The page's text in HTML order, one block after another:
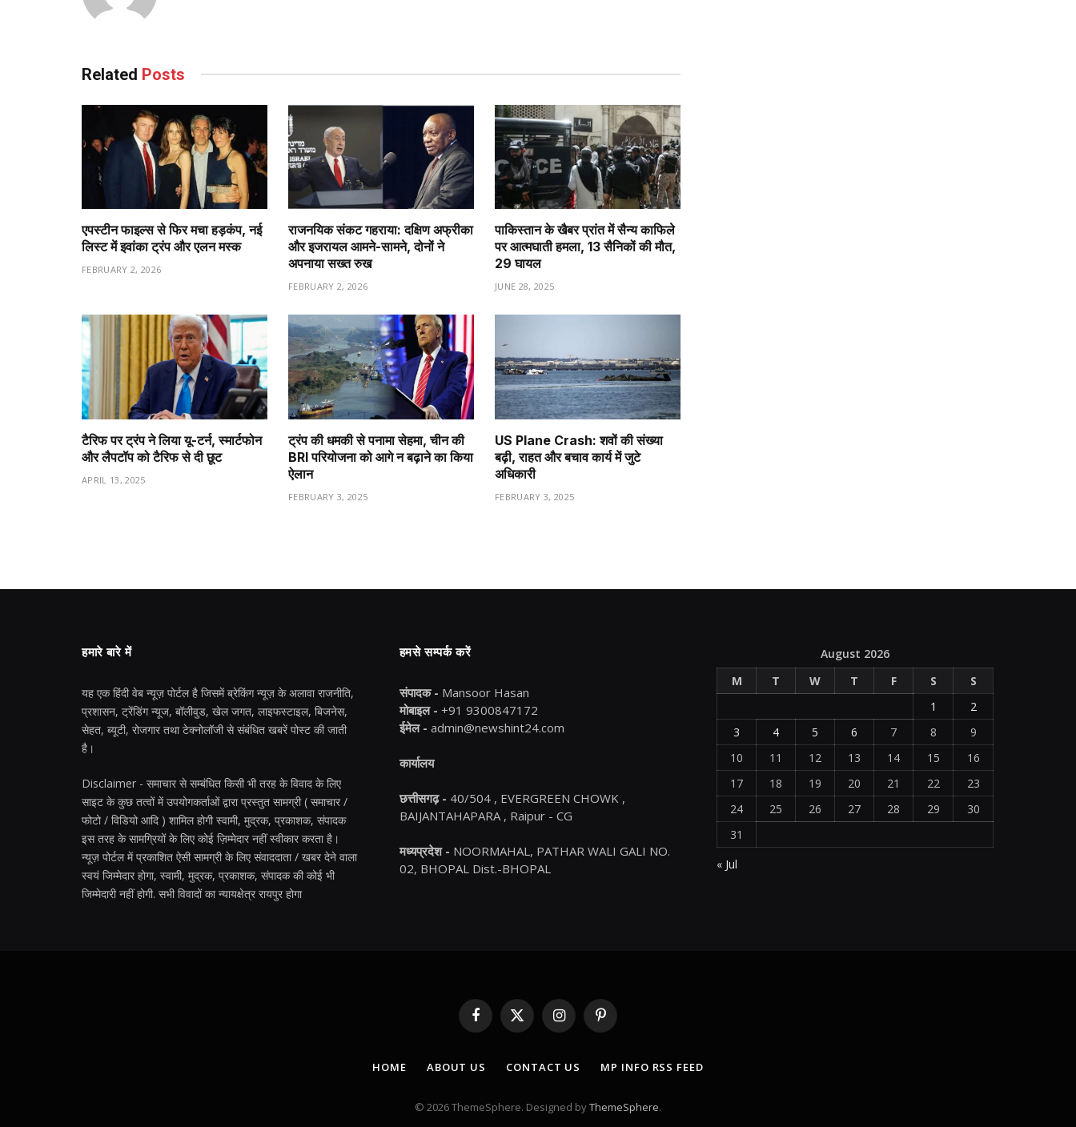
Related Posts
एपस्टीन फाइल्स से फिर मचा हड़कंप, नई
लिस्ट में इवांका ट्रंप और एलन मस्क
FEBRUARY 2, 2026
राजनयिक संकट गहराया: दक्षिण अफ्रीका
और इजरायल आमने-सामने, दोनों ने
अपनाया सख्त रुख
FEBRUARY 2, 2026
पाकिस्तान के खैबर प्रांत में सैन्य काफिले
पर आत्मघाती हमला, 13 सैनिकों की मौत,
29 घायल
JUNE 28, 2025
टैरिफ पर ट्रंप ने लिया यू-टर्न, स्मार्टफोन
और लैपटॉप को टैरिफ से दी छूट
APRIL 13, 2025
ट्रंप की धमकी से पनामा सेहमा, चीन की
BRI परियोजना को आगे न बढ़ाने का किया
ऐलान
FEBRUARY 3, 2025
US Plane Crash: शवों की संख्या
बढ़ी, राहत और बचाव कार्य में जुटे
अधिकारी
FEBRUARY 3, 2025
हमारे बारे में
यह एक हिंदी वेब न्यूज़ पोर्टल है जिसमें ब्रेकिंग न्यूज़ के अलावा राजनीति,
प्रशासन, ट्रेंडिंग न्यूज, बॉलीवुड, खेल जगत, लाइफस्टाइल, बिजनेस,
सेहत, ब्यूटी, रोजगार तथा टेक्नोलॉजी से संबंधित खबरें पोस्ट की जाती
है।
Disclaimer - समाचार से सम्बंधित किसी भी तरह के विवाद के लिए
साइट के कुछ तत्वों में उपयोगकर्ताओं द्वारा प्रस्तुत सामग्री ( समाचार /
फोटो / विडियो आदि ) शामिल होगी स्वामी, मुद्रक, प्रकाशक, संपादक
इस तरह के सामग्रियों के लिए कोई ज़िम्मेदार नहीं स्वीकार करता है।
न्यूज़ पोर्टल में प्रकाशित ऐसी सामग्री के लिए संवाददाता / खबर देने वाला
स्वयं जिम्मेदार होगा, स्वामी, मुद्रक, प्रकाशक, संपादक की कोई भी
जिम्मेदारी नहीं होगी. सभी विवादों का न्यायक्षेत्र रायपुर होगा
हमसे सम्पर्क करें
संपादक - Mansoor Hasan
मोबाइल - +91 9300847172
ईमेल - admin@newshint24.com
कार्यालय
छत्तीसगढ़ - 40/504 , EVERGREEN CHOWK ,
BAIJANTAHAPARA , Raipur - CG
मध्यप्रदेश - NOORMAHAL, PATHAR WALI GALI NO.
02, BHOPAL Dist.-BHOPAL
August 2026
M
T W T F S
S
1
2
3
4 5 6 7 8
9
10
11 12 13 14 15
16
17
18 19 20 21 22
23
24
25 26 27 28 29
30
31
« Jul
Facebook
X
(Twitter)
InstagramPinterest
HOME ABOUT US CONTACT US MP INFO RSS FEED
© 2026 ThemeSphere. Designed byThemeSphere.